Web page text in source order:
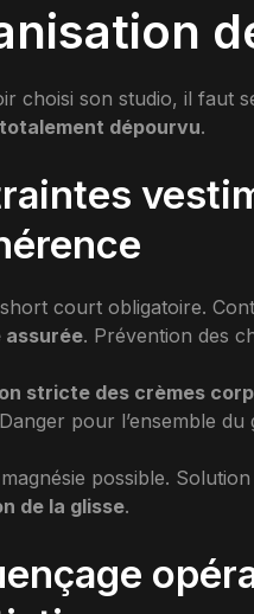
choisi son studio, il faut
dépourvu.
short court obligatoire.
assurée. Prévention des
stricte des crèmes
pour l’ensemble
possible.
de la glisse.